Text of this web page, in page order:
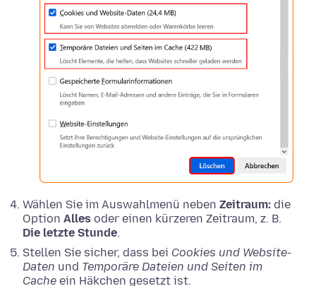
Wählen Sie im Auswahlmenü neben Zeitraum: die
Option Alles oder einen kürzeren Zeitraum, z. B.
Die letzte Stunde.
Stellen Sie sicher, dass bei Cookies und Website-
Daten und Temporäre Dateien und Seiten im
Cache ein Häkchen gesetzt ist.